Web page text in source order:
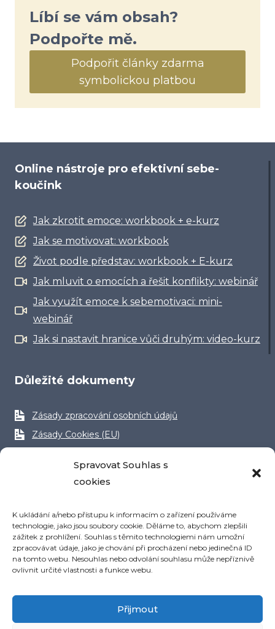
Spravovat Souhlas s
cookies
K ukládání a/nebo přístupu k informacím o zařízení používáme
technologie, jako jsou soubory cookie. Děláme to, abychom zlepšili
zážitek z prohlížení. Souhlas s těmito technologiemi nám umožní
zpracovávat údaje, jako je chování při procházení nebo jedinečná ID
na tomto webu. Nesouhlas nebo odvolání souhlasu může nepříznivě
ovlivnit určité vlastnosti a funkce webu.
Přijmout
Líbí se vám obsah?
Podpořte mě.
Podpořit články zdarma
symbolickou platbou
Online nástroje pro efektivní sebe-
koučink
Jak zkrotit emoce: workbook + e-kurz
Jak se motivovat: workbook
Život podle představ: workbook + E-kurz
Jak mluvit o emocích a řešit konflikty: webinář
Jak využít emoce k sebemotivaci: mini-
webinář
Jak si nastavit hranice vůči druhým: video-kurz
Důležité dokumenty
Zásady zpracování osobních údajů
Zásady Cookies (EU)
Reklamační řád